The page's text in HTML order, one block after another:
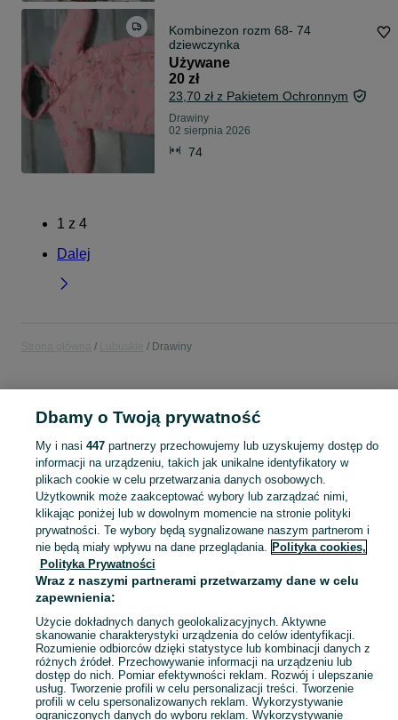
Kombinezon rozm 68- 74
dziewczynka
Używane
20 zł
23,70 zł z Pakietem Ochronnym
Drawiny
02 sierpnia 2026
74
1 z 4
Dalej
Drawiny
Zobacz
Mapa kategorii
Mapa miejscowości
Mapa ministron
Popularne wyszukiwania
Dbamy o Twoją prywatność
My i nasi 447partnerzy przechowujemy lub uzyskujemy dostęp do
informacji na urządzeniu, takich jak unikalne identyfikatory w
plikach cookie w celu przetwarzania danych osobowych.
Użytkownik może zaakceptować wybory lub zarządzać nimi,
klikając poniżej lub w dowolnym momencie na stronie polityki
prywatności. Te wybory będą sygnalizowane naszym partnerom i
nie będą miały wpływu na dane przeglądania. Polityka cookies,
Polityka Prywatności
Wraz z naszymi partnerami przetwarzamy dane w celu
zapewnienia:
Użycie dokładnych danych geolokalizacyjnych. Aktywne
skanowanie charakterystyki urządzenia do celów identyfikacji.
Rozumienie odbiorców dzięki statystyce lub kombinacji danych z
różnych źródeł. Przechowywanie informacji na urządzeniu lub
dostęp do nich. Pomiar efektywności reklam. Rozwój i ulepszanie
usług. Tworzenie profili w celu personalizacji treści. Tworzenie
profili w celu spersonalizowanych reklam. Wykorzystywanie
ograniczonych danych do wyboru reklam. Wykorzystywanie